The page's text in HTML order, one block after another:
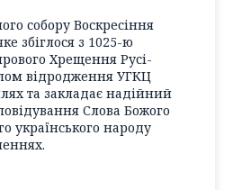
собору Воскресіння
збіглося з 1025-ю
Хрещення Русі-
відродження УГКЦ
та закладає надійний
Слова Божого
українського народу